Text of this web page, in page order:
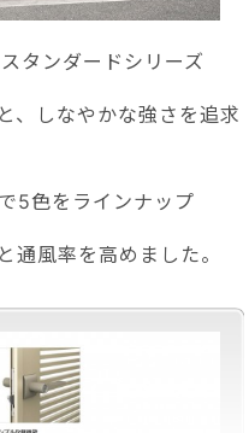
タンダードシリーズ
、しなやかな強さを追求
5色をラインナップ
通風率を高めました。